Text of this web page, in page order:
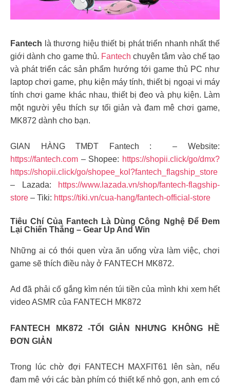
Fantech là thương hiệu thiết bị phát triển nhanh nhất thế
giới dành cho game thủ. Fantech chuyên tâm vào chế tạo
và phát triển các sản phẩm hướng tới game thủ PC như
laptop chơi game, phụ kiện máy tính, thiết bị ngoại vi máy
tính chơi game khác nhau, thiết bị đeo và phụ kiện. Làm
một người yêu thích sự tối giản và đam mê chơi game,
MK872 dành cho bạn.
GIAN HÀNG TMĐT Fantech : – Website:
https://fantech.com – Shopee: https://shopii.click/go/dmx?
https://shopii.click/go/shopee_kol?fantech_flagship_store
– Lazada:
https://www.lazada.vn/shop/fantech-flagship-
store – Tiki: https://tiki.vn/cua-hang/fantech-official-store
Tiêu Chí Của Fantech Là Dùng Công Nghệ Để Đem
Lại Chiến Thắng – Gear Up And Win
Những ai có thói quen vừa ăn uống vừa làm việc, chơi
game sẽ thích điều này ở FANTECH MK872.
Ad đã phải cố gắng kìm nén túi tiền của mình khi xem hết
video ASMR của FANTECH MK872
FANTECH MK872 -TỐI GIẢN NHƯNG KHÔNG HỀ
ĐƠN GIẢN
Trong lúc chờ đợi FANTECH MAXFIT61 lên sàn, nếu
đam mê với các bàn phím có thiết kế nhỏ gọn, anh em có